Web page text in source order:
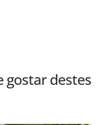
gostar destes